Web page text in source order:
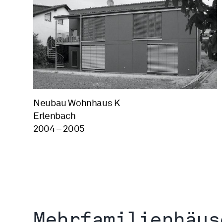
Neubau Wohnhaus K
Erlenbach
2004 – 2005